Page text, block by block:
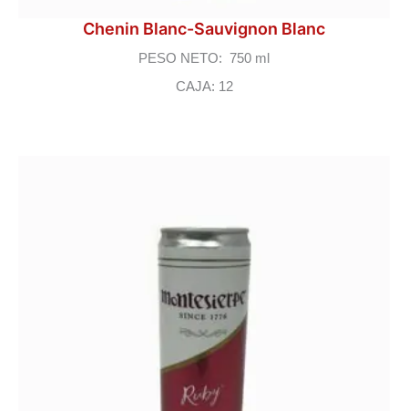
Chenin Blanc-Sauvignon Blanc
PESO NETO: 750 ml
CAJA: 12